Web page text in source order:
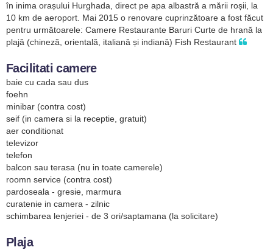
în inima orașului Hurghada, direct pe apa albastră a mării roșii, la
10 km de aeroport. Mai 2015 o renovare cuprinzătoare a fost făcut
pentru următoarele: Camere Restaurante Baruri Curte de hrană la
plajă (chineză, orientală, italiană și indiană) Fish Restaurant
Facilitati camere
baie cu cada sau dus
foehn
minibar (contra cost)
seif (in camera si la receptie, gratuit)
aer conditionat
televizor
telefon
balcon sau terasa (nu in toate camerele)
roomn service (contra cost)
pardoseala - gresie, marmura
curatenie in camera - zilnic
schimbarea lenjeriei - de 3 ori/saptamana (la solicitare)
Plaja